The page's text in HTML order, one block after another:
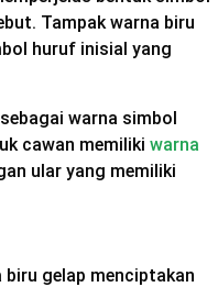
Tampak warna biru
huruf inisial yang
warna simbol
cawan memiliki warna
ular yang memiliki
biru gelap menciptakan